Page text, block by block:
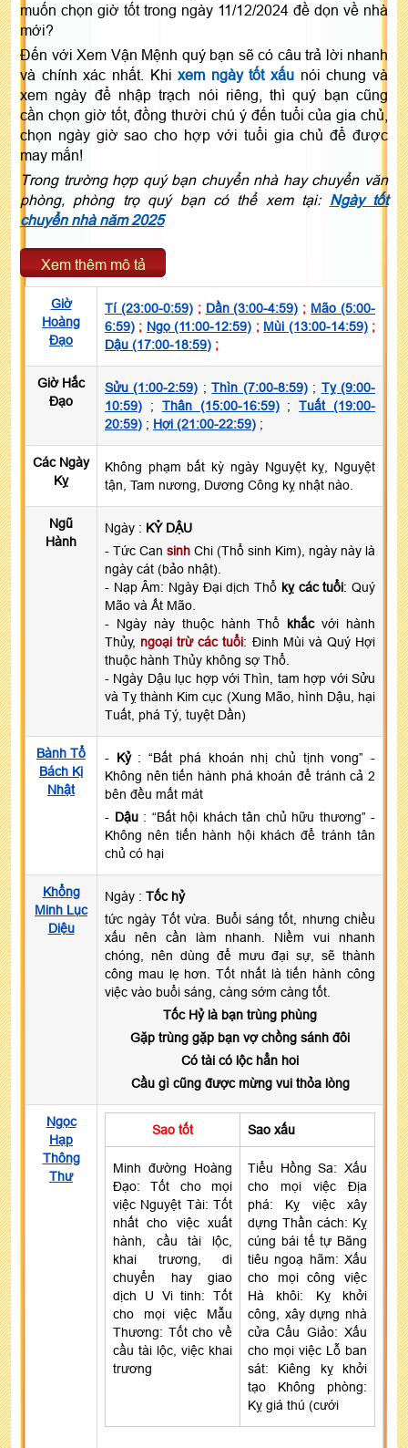
muốn chọn giờ tốt trong ngày 11/12/2024 đề dọn về nhà
mới?
Đến với Xem Vận Mệnh quý bạn sẽ có câu trả lời nhanh
và chính xác nhất. Khixem ngày tốt xấu nói chung và
xem ngày để nhập trạch nói riêng, thì quý bạn cũng
cần chọn giờ tốt, đồng thười chú ý đến tuổi của gia chủ,
chọn ngày giờ sao cho hợp với tuổi gia chủ để được
may mắn!
Trong trường hợp quý bạn chuyển nhà hay chuyển văn
phòng, phòng trọ quý bạn có thể xem tại: Ngày tốt
chuyển nhà năm 2025
Xem thêm mô tả
Giờ
Hoàng
Đạo
Tí (23:00-0:59); Dần (3:00-4:59) ; Mão (5:00-
6:59) ; Ngọ (11:00-12:59) ; Mùi (13:00-14:59);
Dậu (17:00-18:59) ;
Giờ Hắc
Đạo
Sửu (1:00-2:59) ;Thìn (7:00-8:59); Tỵ (9:00-
10:59) ; Thân (15:00-16:59);Tuất (19:00-
20:59) ; Hợi (21:00-22:59) ;
Các Ngày
Kỵ
Không phạm bất kỳ ngày Nguyệt kỵ, Nguyệt
tận, Tam nương, Dương Công kỵ nhật nào.
Ngũ
Hành
Ngày : KỶ DẬU
- Tức Can sinh Chi (Thổ sinh Kim), ngày này là
ngày cát (bảo nhật).
- Nạp Âm: Ngày Đại dịch Thổ kỵ các tuổi: Quý
Mão và Ất Mão.
- Ngày này thuộc hành Thổ khắcvới hành
Thủy, ngoại trừ các tuổi: Đinh Mùi và Quý Hợi
thuộc hành Thủy không sợ Thổ.
- Ngày Dậu lục hợp với Thìn, tam hợp với Sửu
và Tỵ thành Kim cục (Xung Mão, hình Dậu, hại
Tuất, phá Tý, tuyệt Dần)
Bành Tổ
Bách Kị
Nhật
- Kỷ: “Bất phá khoán nhị chủ tịnh vong” -
Không nên tiến hành phá khoán để tránh cả 2
bên đều mất mát
- Dậu: “Bất hội khách tân chủ hữu thương” -
Không nên tiến hành hội khách để tránh tân
chủ có hại
Khổng
Minh Lục
Diệu
Ngày : Tốc hỷ
tức ngày Tốt vừa. Buổi sáng tốt, nhưng chiều
xấu nên cần làm nhanh. Niềm vui nhanh
chóng, nên dùng để mưu đại sự, sẽ thành
công mau lẹ hơn. Tốt nhất là tiến hành công
việc vào buổi sáng, càng sớm càng tốt.
Tốc Hỷ là bạn trùng phùng
Gặp trùng gặp bạn vợ chồng sánh đôi
Có tài có lộc hẳn hoi
Cầu gì cũng được mừng vui thỏa lòng
Ngọc
Hạp
Thông
Thư
Sao tốt Sao xấu
Minh đường Hoàng
Đạo: Tốt cho mọi
việc Nguyệt Tài: Tốt
nhất cho việc xuất
hành, cầu tài lộc,
khai trương, di
chuyển hay giao
dịch U Vi tinh: Tốt
cho mọi việc Mẫu
Thương: Tốt cho về
cầu tài lộc, việc khai
trương
Tiểu Hồng Sa: Xấu
cho mọi việc Địa
phá: Kỵ việc xây
dựng Thần cách: Kỵ
cúng bái tế tự Băng
tiêu ngoạ hãm: Xấu
cho mọi công việc
Hà khôi: Kỵ khởi
công, xây dựng nhà
cửa Cẩu Giảo: Xấu
cho mọi việc Lỗ ban
sát: Kiêng kỵ khởi
tạo Không phòng:
Kỵ giá thú (cưới